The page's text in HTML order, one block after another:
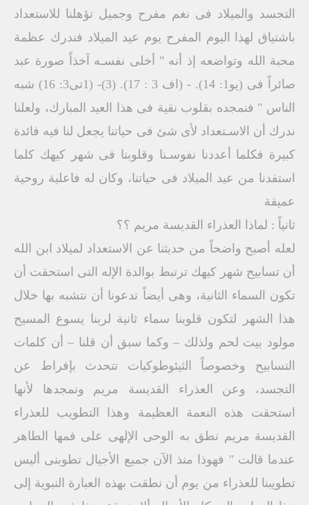
التجسد والميلاد فى نغم مفرح وجميل تؤهلنا للاستعداد
باشتياق لهذا اليوم المفرح يوم عيد الميلاد فندرك عظمة
محبة الله وتواضعه إذ أنه " أخلى نفسـه آخذاً صورة عبد
صائراً فى (يو1: 14). - (اف 3 : 17). (3)- (1تى3: 16) شبه
الناس " فنمجده بقلوب نقية فى هذا العيد المبارك، ولعلنا
ندرك أن الاسـتعداد لأى شئ فى حياتنا يجعل لنا فيه فائدة
كبيرة فكلما أعددنا نفوسـنا وقلوبنا فى شهر كيهك كلما
استفدنا من عيد الميلاد فى حياتنا، وكان له فاعلية روحية
عميقة
ثانياً : لماذا العذراء القديسة مريم ؟؟
لعله أصبح واضحاً من حديثنا عن الاستعداد لميلاد ابن الله
أن تسابيح شهر كيهك ترتبط بوالدة الإله التى استحقت أن
تكون السماء الثانية، وهى أيضاً تدعونا أن نتشبه بها خلال
هذا الشهر لتكون قلوبنا سماء ثانية لربنا يسوع المسيح
مولود بيت لحم ولذلك – وكما سبق أن قلنا – أن كلمات
التسابيح وخصوصاً الثيئوطوكيات تتحدث بإفراط عن
التجسد، وعن العذراء القديسة مريم ونمجدها لأنها
استحقت هذه النعمة العظيمة وهذا التطويب للعذراء
القديسة مريم نطق به الوحى الإلهى على فمها الطاهر
عندما قالت " فهوذا منذ الآن جميع الأجيال تطوبنى أليس
تطويبنا للعذراء من يوم أن نطقت بهذه العبارة النبوية إلى